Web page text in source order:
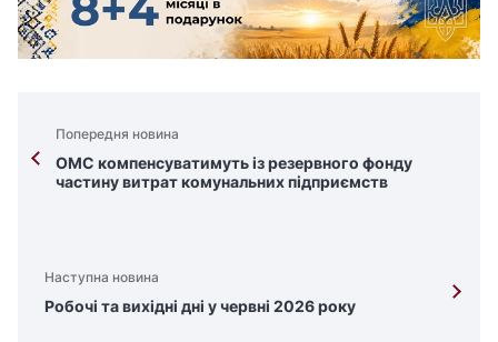
Попередня новина
ОМС компенсуватимуть із резервного фонду
частину витрат комунальних підприємств
Наступна новина
Робочі та вихідні дні у червні 2026 року